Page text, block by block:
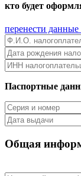
кто будет
перенести данные
Паспортные
Общая